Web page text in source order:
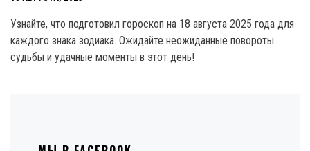
Узнайте, что подготовил гороскоп на 18 августа 2025 года для
каждого знака зодиака. Ожидайте неожиданные повороты
судьбы и удачные моменты в этот день!